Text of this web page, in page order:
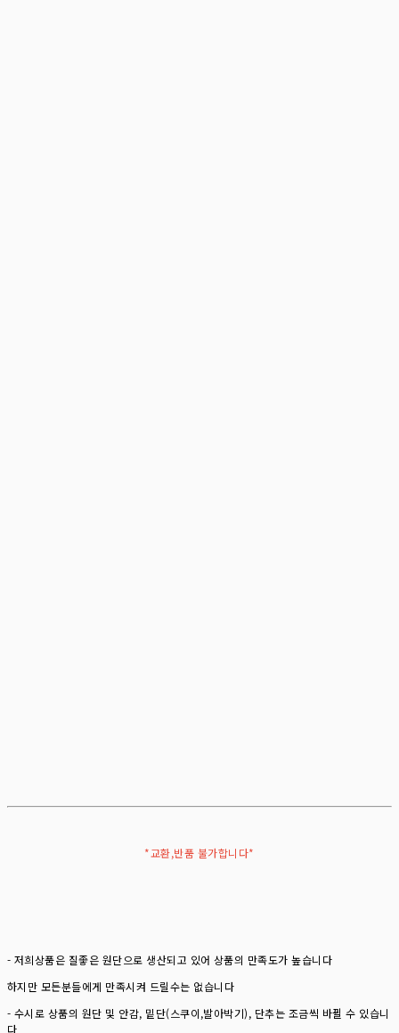
*교환,반품 불가합니다*
- 저희상품은 질좋은 원단으로 생산되고 있어 상품의 만족도가 높습니다
하지만 모든분들에게 만족시켜 드릴수는 없습니다
- 수시로 상품의 원단 및 안감, 밑단(스쿠이,발아박기), 단추는 조금씩 바뀔 수 있습니
다